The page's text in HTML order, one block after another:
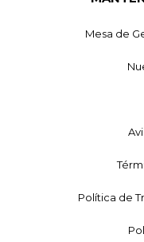
Mesa de
Política de